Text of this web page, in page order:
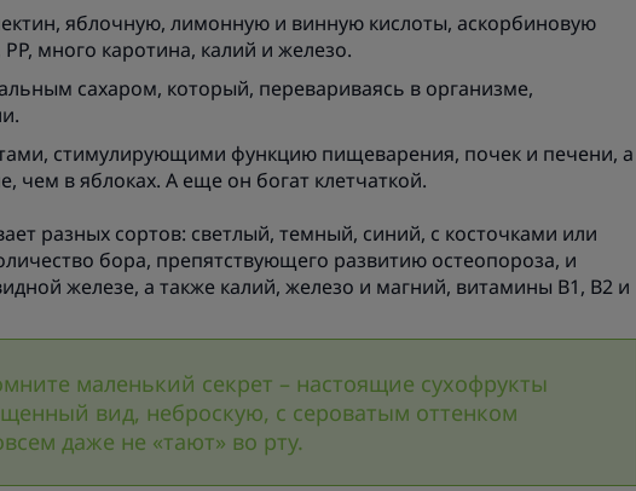
яблочную, лимонную и винную кислоты, аскорбиновую
много каротина, калий и железо.
сахаром, который, перевариваясь в организме,
стимулирующими функцию пищеварения, почек и печени, а
чем в яблоках. А еще он богат клетчаткой.
разных сортов: светлый, темный, синий, с косточками или
бора, препятствующего развитию остеопороза, и
железе, а также калий, железо и магний, витамины В1, В2 и
маленький секрет – настоящие сухофрукты
вид, неброскую, с сероватым оттенком
даже не «тают» во рту.